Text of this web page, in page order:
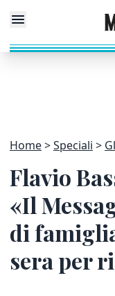
Home Speciali
Flavio
«Il
di
sera per